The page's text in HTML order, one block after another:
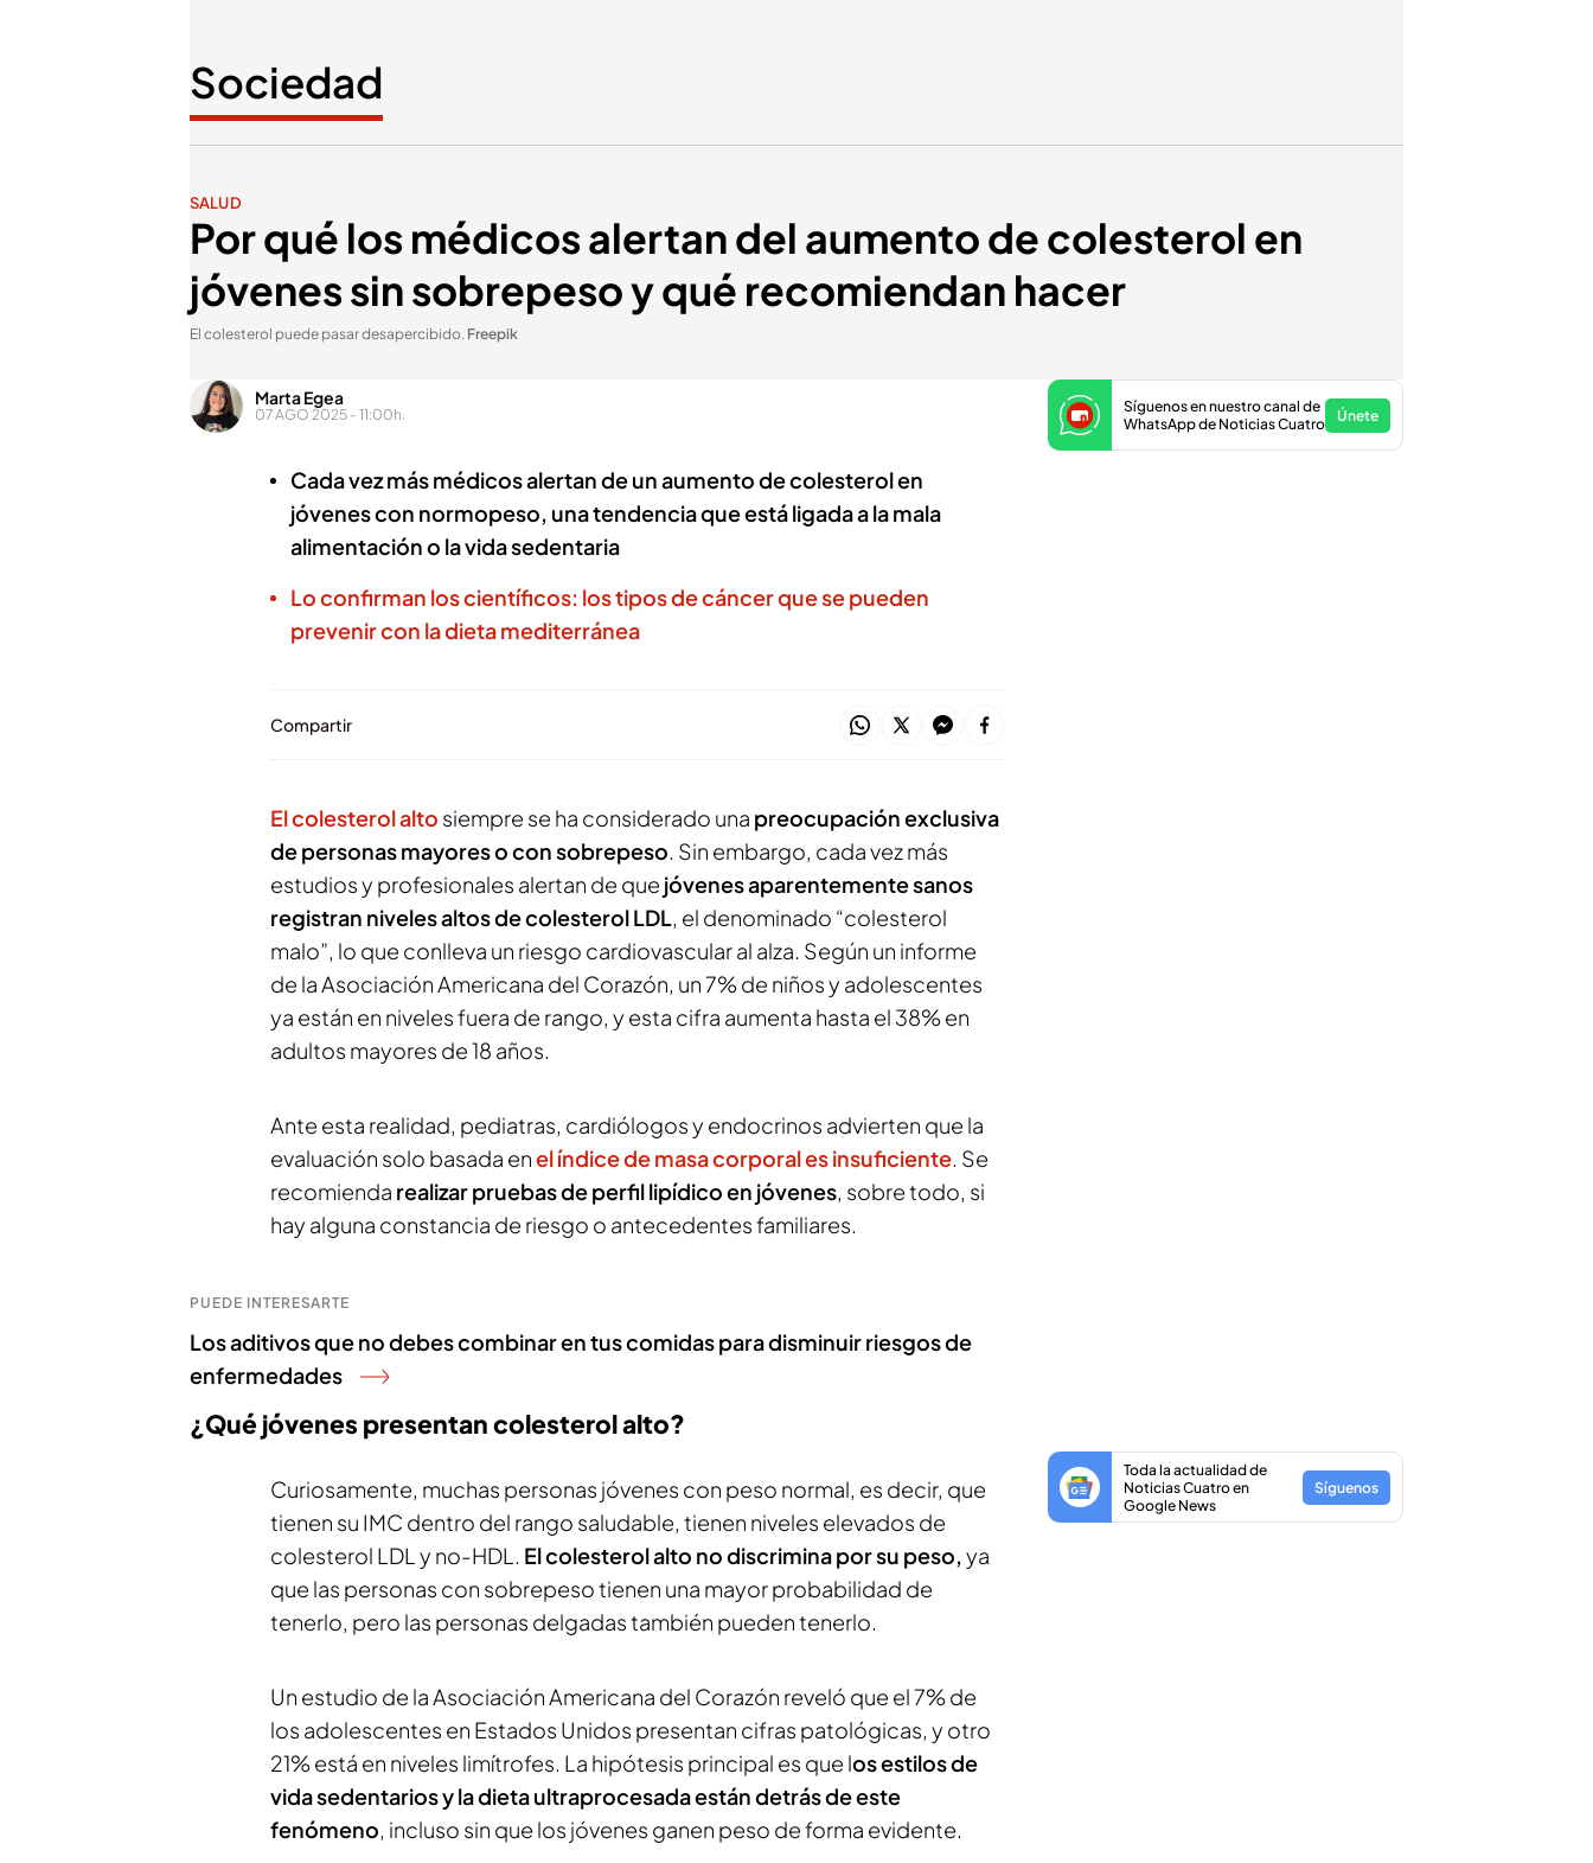
Sociedad
SALUD
Por qué los médicos alertan del aumento de colesterol en
jóvenes sin sobrepeso y qué recomiendan hacer
El colesterol puede pasar desapercibido. Freepik
Marta Egea
07 AGO 2025 - 11:00h.
Cada vez más médicos alertan de un aumento de colesterol en
jóvenes con normopeso, una tendencia que está ligada a la mala
alimentación o la vida sedentaria
Lo confirman los científicos: los tipos de cáncer que se pueden
prevenir con la dieta mediterránea
Compartir
El colesterol alto siempre se ha considerado una preocupación exclusiva
de personas mayores o con sobrepeso. Sin embargo, cada vez más
estudios y profesionales alertan de que jóvenes aparentemente sanos
registran niveles altos de colesterol LDL, el denominado “colesterol
malo”, lo que conlleva un riesgo cardiovascular al alza. Según un informe
de la Asociación Americana del Corazón, un 7% de niños y adolescentes
ya están en niveles fuera de rango, y esta cifra aumenta hasta el 38% en
adultos mayores de 18 años.
Ante esta realidad, pediatras, cardiólogos y endocrinos advierten que la
evaluación solo basada enel índice de masa corporal es insuficiente. Se
recomienda realizar pruebas de perfil lipídico en jóvenes, sobre todo, si
hay alguna constancia de riesgo o antecedentes familiares.
PUEDE INTERESARTE
Los aditivos que no debes combinar en tus comidas para disminuir riesgos de
enfermedades
¿Qué jóvenes presentan colesterol alto?
Curiosamente, muchas personas jóvenes con peso normal, es decir, que
tienen su IMC dentro del rango saludable, tienen niveles elevados de
colesterol LDL y no-HDL. El colesterol alto no discrimina por su peso,ya
que las personas con sobrepeso tienen una mayor probabilidad de
tenerlo, pero las personas delgadas también pueden tenerlo.
Un estudio de la Asociación Americana del Corazón reveló que el 7% de
los adolescentes en Estados Unidos presentan cifras patológicas, y otro
21% está en niveles limítrofes. La hipótesis principal es que los estilos de
vida sedentarios y la dieta ultraprocesada están detrás de este
fenómeno, incluso sin que los jóvenes ganen peso de forma evidente.
Síguenos en nuestro canal de
WhatsApp de Noticias Cuatro
Únete
Toda la actualidad de
Noticias Cuatro en
Google News
Síguenos